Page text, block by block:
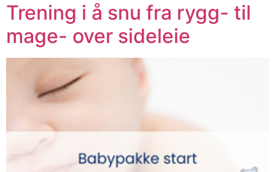
Trening i å snu fra rygg- til
mage- over sideleie